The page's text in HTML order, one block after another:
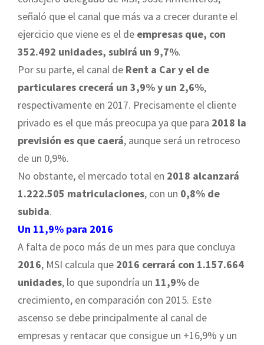
señaló que el canal que más va a crecer durante el
ejercicio que viene es el de empresas que, con
352.492 unidades, subirá un 9,7%.
Por su parte, el canal de Rent a Car y el de
particulares crecerá un 3,9% y un 2,6%,
respectivamente en 2017. Precisamente el cliente
privado es el que más preocupa ya que para 2018 la
previsión es que caerá, aunque será un retroceso
de un 0,9%.
No obstante, el mercado total en 2018 alcanzará
1.222.505 matriculaciones, con un 0,8% de
subida.
Un 11,9% para 2016
A falta de poco más de un mes para que concluya
2016, MSI calcula que 2016 cerrará con 1.157.664
unidades, lo que supondría un 11,9% de
crecimiento, en comparación con 2015. Este
ascenso se debe principalmente al canal de
empresas y rentacar que consigue un +16,9% y un